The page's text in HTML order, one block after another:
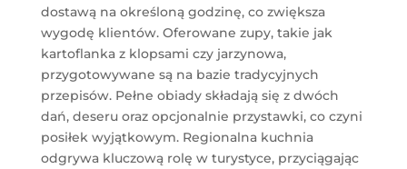
dostawą na określoną godzinę, co zwiększa
wygodę klientów. Oferowane zupy, takie jak
kartoflanka z klopsami czy jarzynowa,
przygotowywane są na bazie tradycyjnych
przepisów. Pełne obiady składają się z dwóch
dań, deseru oraz opcjonalnie przystawki, co czyni
posiłek wyjątkowym. Regionalna kuchnia
odgrywa kluczową rolę w turystyce, przyciągając